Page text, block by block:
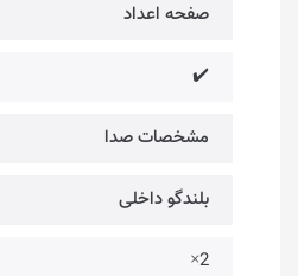
صفحه اعداد
✔️
مشخصات صدا
بلندگو داخلی
2×